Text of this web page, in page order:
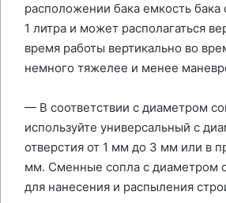
расположении бака емкость бака
1 литра и может располагаться
время работы вертикально во
немного тяжелее и менее
— В соответствии с диаметром
используйте универсальный с
отверстия от 1 мм до 3 мм или в
мм. Сменные сопла с диаметром
для нанесения и распыления